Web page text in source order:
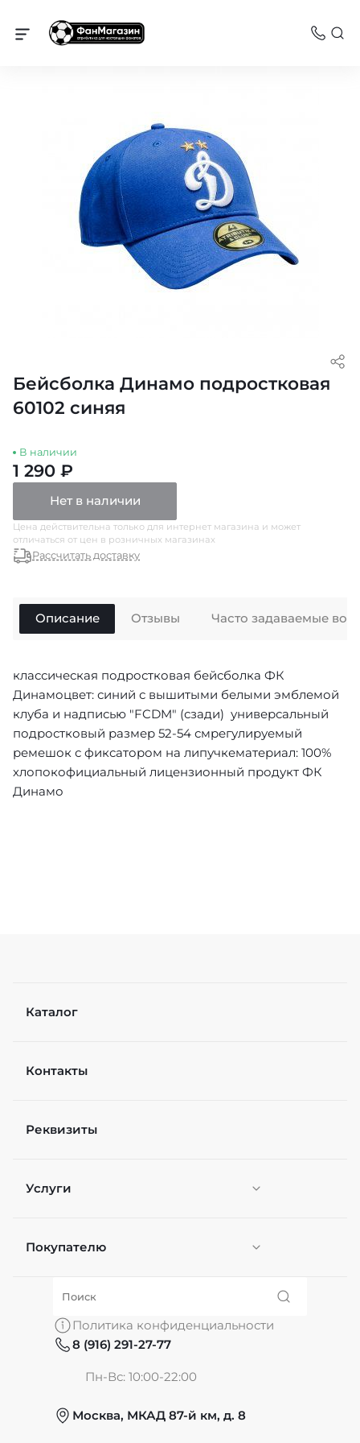
Динамо
Бейсболка Динамо подростковая
60102 синяя
В наличии
1 290 ₽
Нет в наличии
Цена действительна только для интернет магазина и может
отличаться от цен в розничных магазинах
Рассчитать доставку
Описание
классическая подростковая бейсболка ФК
Динамоцвет: синий с вышитыми белыми эмблемой
клуба и надписью "FCDM" (сзади) универсальный
подростковый размер 52-54 смрегулируемый
ремешок с фиксатором на липучкематериал: 100%
хлопокофициальный лицензионный продукт ФК
Динамо
Отзывы Часто задаваемые
Каталог
Контакты
Реквизиты
Услуги
Персонификация
Покупателю
О нас
Обмен и возврат
Политика конфиденциальности
8 (916) 291-27-77
Пн-Вс: 10:00-22:00
Москва, МКАД 87-й км, д. 8